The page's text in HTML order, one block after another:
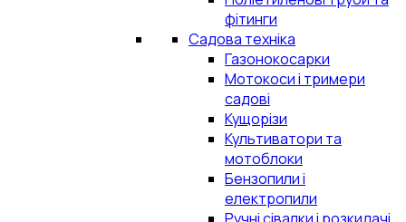
фітинги
Садова техніка
Газонокосарки
Мотокоси і тримери
садові
Кущорізи
Культиватори та
мотоблоки
Бензопили і
електропили